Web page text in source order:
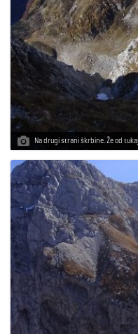
Na drugi strani škrbine. Že od